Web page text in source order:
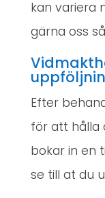
kan variera
gärna oss
Efter
för att hålla
bokar in en
se till at du